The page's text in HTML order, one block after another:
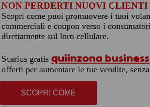
NON PERDERTI NUOVI CLIENTI
Scopri come puoi promuovere i tuoi
commerciali e coupon verso i
direttamente sul loro cellulare.
Scarica gratis quiinzona business
offerti per aumentare le tue vendite,
SCOPRI COME